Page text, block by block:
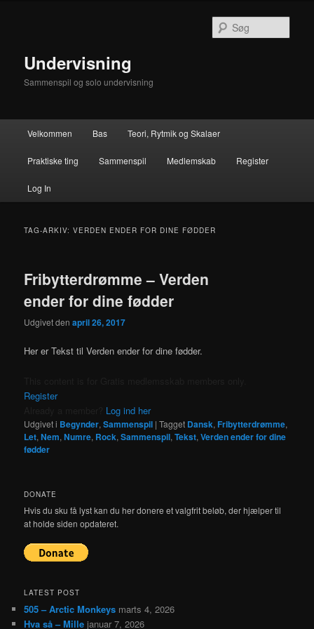
Undervisning
Sammenspil og solo undervisning
Velkommen Bas Teori, Rytmik og Skalaer
Praktiske ting Sammenspil Medlemskab Register
Log In
TAG-ARKIV:VERDEN ENDER FOR DINE FØDDER
Fribytterdrømme – Verden
ender for dine fødder
Udgivet denapril 26, 2017
Her er Tekst til Verden ender for dine fødder.
Register
Log ind her
Udgivet i Begynder,Sammenspil |Tagget Dansk,Fribytterdrømme,
Let,Nem,Numre, Rock,Sammenspil,Tekst,Verden ender for dine
fødder
DONATE
Hvis du sku få lyst kan du her donere et valgfrit beløb, der hjælper til
at holde siden opdateret.
LATEST POST
505 – Arctic Monkeys marts 4, 2026
Hva så – Mille januar 7, 2026